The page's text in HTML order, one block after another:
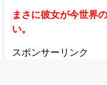
まさに彼女が今世界
い。
スポンサーリンク